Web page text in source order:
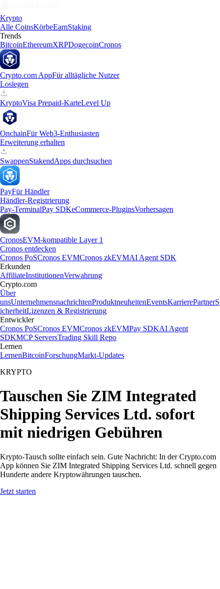
Krypto
Alle CoinsKörbeEarnStaking
Trends
BitcoinEthereumXRPDogecoinCronos
Crypto.com AppFür alltägliche Nutzer
Loslegen
KryptoVisa Prepaid-KarteLevel Up
OnchainFür Web3-Enthusiasten
Erweiterung erhalten
SwappenStakendApps durchsuchen
PayFür Händler
Händler-Registrierung
Pay-TerminalPay SDKeCommerce-PluginsVorhersagen
CronosEVM-kompatible Layer 1
Cronos entdecken
Cronos PoSCronos EVMCronos zkEVMAI Agent SDK
Erkunden
AffiliateInstitutionenVerwahrung
Crypto.com
Über
unsUnternehmensnachrichtenProduktneuheitenEventsKarrierePartnerS
icherheitLizenzen & Registrierung
Entwickler
Cronos PoSCronos EVMCronos zkEVMPay SDKAI Agent
SDKMCP ServersTrading Skill Repo
Lernen
LernenBitcoinForschungMarkt-Updates
KRYPTO
Tauschen Sie ZIM Integrated
Shipping Services Ltd. sofort
mit niedrigen Gebühren
Krypto-Tausch sollte einfach sein. Gute Nachricht: In der Crypto.com
App können Sie ZIM Integrated Shipping Services Ltd. schnell gegen
Hunderte andere Kryptowährungen tauschen.
Jetzt starten